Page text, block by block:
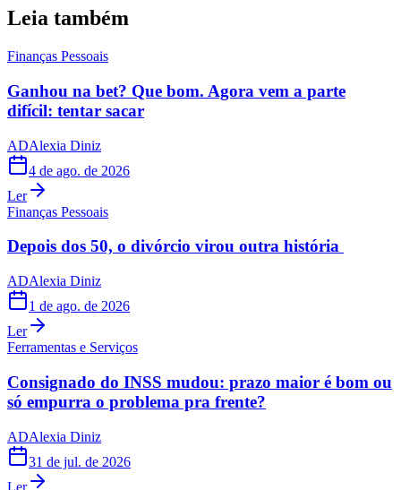
Leia também
Finanças Pessoais
Ganhou na bet? Que bom. Agora vem a parte
difícil: tentar sacar
ADAlexia Diniz
4 de ago. de 2026
Ler
Finanças Pessoais
Depois dos 50, o divórcio virou outra história
ADAlexia Diniz
1 de ago. de 2026
Ler
Ferramentas e Serviços
Consignado do INSS mudou: prazo maior é bom ou
só empurra o problema pra frente?
ADAlexia Diniz
31 de jul. de 2026
Ler